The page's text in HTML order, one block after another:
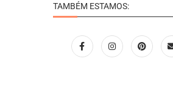
TAMBÉM ESTAMOS: